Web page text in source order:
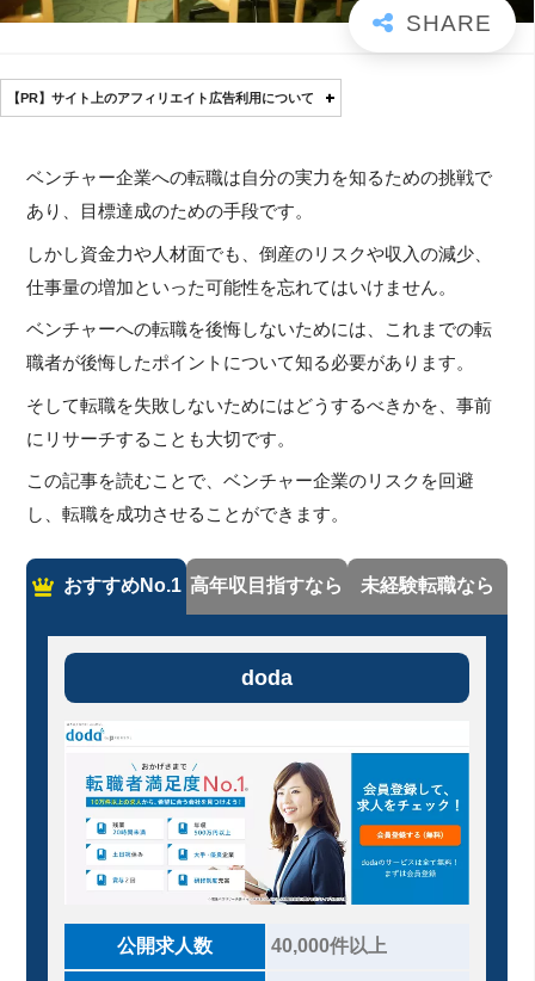
【PR】サイト上のアフィリエイト広告利用について
ベンチャー企業への転職は自分の実力を知るための挑戦で
あり、目標達成のための手段です。
しかし資金力や人材面でも、倒産のリスクや収入の減少、
仕事量の増加といった可能性を忘れてはいけません。
ベンチャーへの転職を後悔しないためには、これまでの転
職者が後悔したポイントについて知る必要があります。
そして転職を失敗しないためにはどうするべきかを、事前
にリサーチすることも大切です。
この記事を読むことで、ベンチャー企業のリスクを回避
し、転職を成功させることができます。
おすすめNo.1 高年収目指すなら 未経験転職なら
doda
公開求人数 40,000件以上